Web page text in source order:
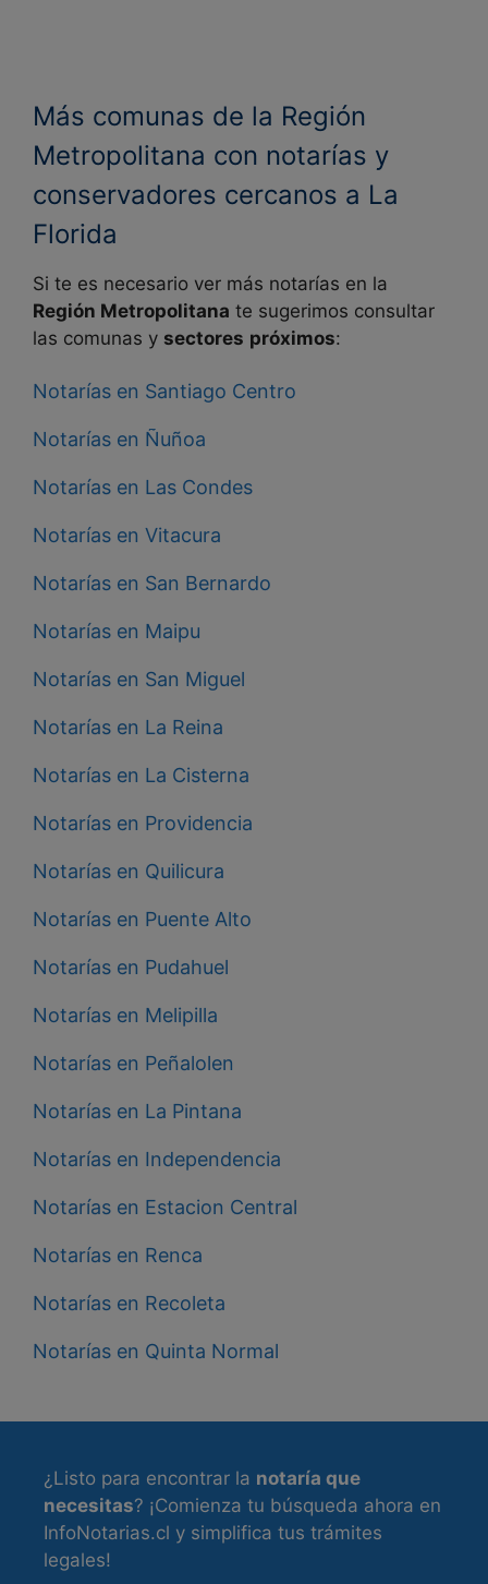
Más comunas de la Región
Metropolitana con notarías y
conservadores cercanos a La
Florida
Si te es necesario ver más notarías en la
Región Metropolitana te sugerimos consultar
las comunas y sectores próximos:
Notarías en Santiago Centro
Notarías en Ñuñoa
Notarías en Las Condes
Notarías en Vitacura
Notarías en San Bernardo
Notarías en Maipu
Notarías en San Miguel
Notarías en La Reina
Notarías en La Cisterna
Notarías en Providencia
Notarías en Quilicura
Notarías en Puente Alto
Notarías en Pudahuel
Notarías en Melipilla
Notarías en Peñalolen
Notarías en La Pintana
Notarías en Independencia
Notarías en Estacion Central
Notarías en Renca
Notarías en Recoleta
Notarías en Quinta Normal
¿Listo para encontrar la notaría que
necesitas? ¡Comienza tu búsqueda ahora en
InfoNotarias.cl y simplifica tus trámites
legales!